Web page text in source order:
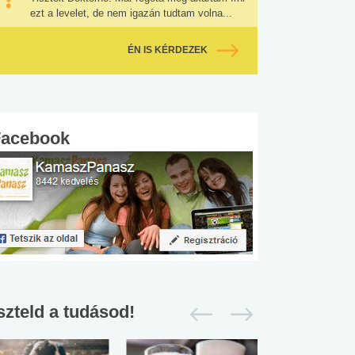
ezt a levelet, de nem igazán tudtam volna...
ÉN IS KÉRDEZEK
a tudásod!